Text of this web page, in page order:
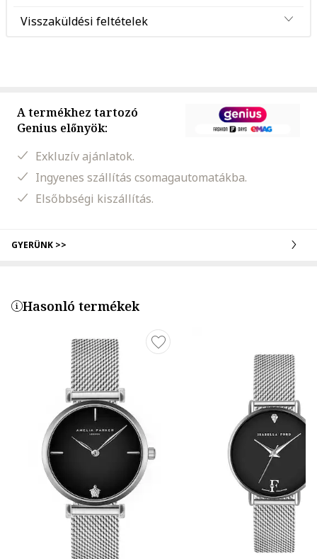
Visszaküldési feltételek
A termékhez tartozó
Genius előnyök:
Exkluzív ajánlatok.
Ingyenes szállítás csomagautomatákba.
Elsőbbségi kiszállítás.
GYERÜNK >>
Hasonló termékek